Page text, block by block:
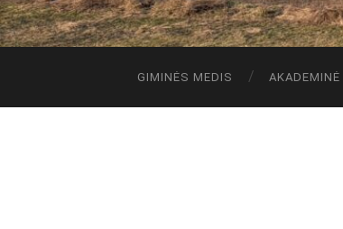
GIMINĖS MEDIS AKADEMINĖ